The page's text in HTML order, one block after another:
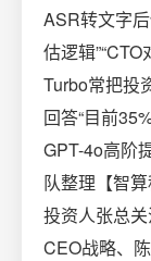
ASR转文字
估逻辑
Turbo常把投
回答“目前
GPT-4o高阶
队整理【智
投资人张总
CEO战略、